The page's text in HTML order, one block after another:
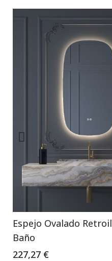
Espejo Ovalado
Baño
227,27 €